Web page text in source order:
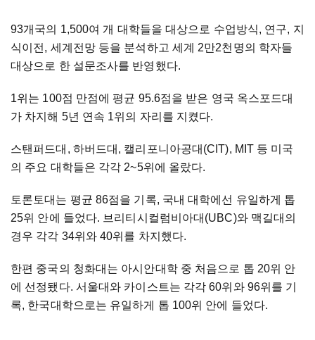
93개국의 1,500여 개 대학들을 대상으로 수업방식, 연구, 지
식이전, 세계전망 등을 분석하고 세계 2만2천명의 학자들
대상으로 한 설문조사를 반영했다.
1위는 100점 만점에 평균 95.6점을 받은 영국 옥스포드대
가 차지해 5년 연속 1위의 자리를 지켰다.
스탠퍼드대, 하버드대, 캘리포니아공대(CIT), MIT 등 미국
의 주요 대학들은 각각 2~5위에 올랐다.
토론토대는 평균 86점을 기록, 국내 대학에선 유일하게 톱
25위 안에 들었다. 브리티시컬럼비아대(UBC)와 맥길대의
경우 각각 34위와 40위를 차지했다.
한편 중국의 청화대는 아시안대학 중 처음으로 톱 20위 안
에 선정됐다. 서울대와 카이스트는 각각 60위와 96위를 기
록, 한국대학으로는 유일하게 톱 100위 안에 들었다.